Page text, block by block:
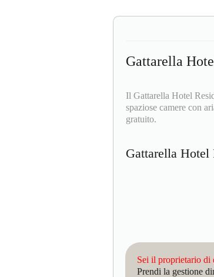
Gattarella
Il Gattarella Hotel
spaziose camere con
gratuito.
Gattarella Hotel
Sei il proprietario di
Prendi la gestione